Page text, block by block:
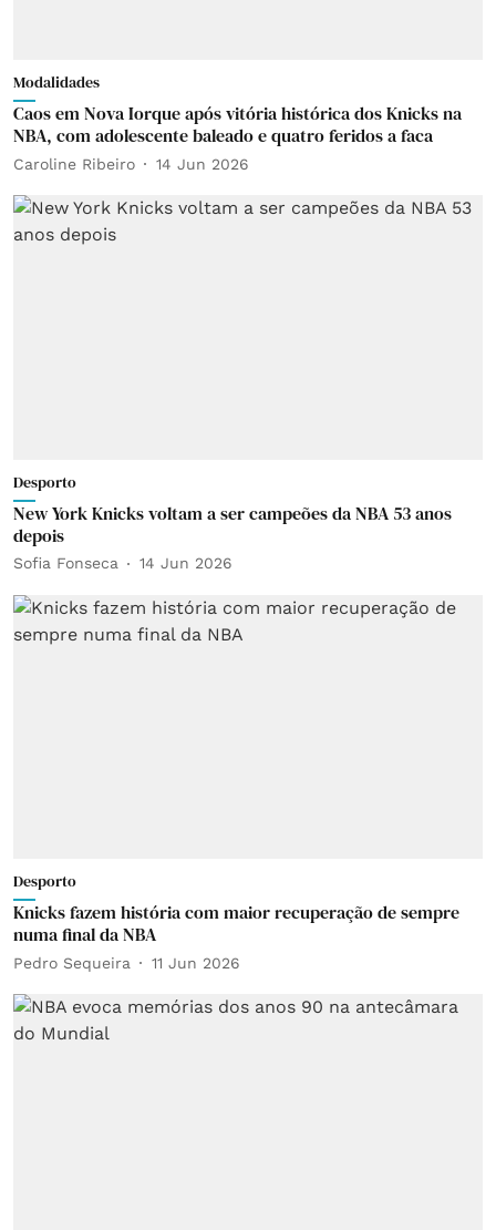
Modalidades
Caos em Nova Iorque após vitória histórica dos Knicks na
NBA, com adolescente baleado e quatro feridos a faca
Caroline Ribeiro 14 Jun 2026
Desporto
New York Knicks voltam a ser campeões da NBA 53 anos
depois
Sofia Fonseca 14 Jun 2026
Desporto
Knicks fazem história com maior recuperação de sempre
numa final da NBA
Pedro Sequeira 11 Jun 2026